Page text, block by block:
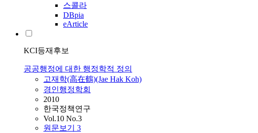
스콜라
DBpia
eArticle
KCI등재후보
공공행정에 대한 행정학적 정의
고재학(高在鶴)(Jae Hak Koh)
경인행정학회
2010
한국정책연구
Vol.10 No.3
원문보기 3